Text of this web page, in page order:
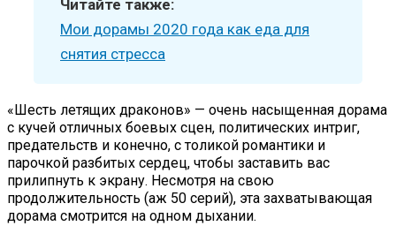
Читайте также:
Мои дорамы 2020 года как еда для
снятия стресса
«Шесть летящих драконов» — очень насыщенная дорама
с кучей отличных боевых сцен, политических интриг,
предательств и конечно, с толикой романтики и
парочкой разбитых сердец, чтобы заставить вас
прилипнуть к экрану. Несмотря на свою
продолжительность (аж 50 серий), эта захватывающая
дорама смотрится на одном дыхании.